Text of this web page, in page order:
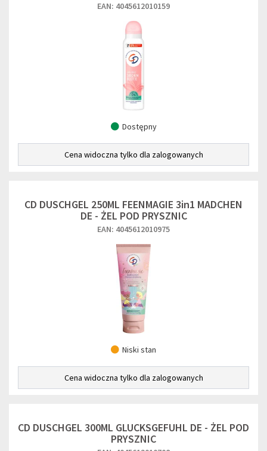
EAN: 4045612010159
Dostępny
Cena widoczna tylko dla zalogowanych
CD DUSCHGEL 250ML FEENMAGIE 3in1 MADCHEN
DE - ŻEL POD PRYSZNIC
EAN: 4045612010975
Niski stan
Cena widoczna tylko dla zalogowanych
CD DUSCHGEL 300ML GLUCKSGEFUHL DE - ŻEL POD
PRYSZNIC